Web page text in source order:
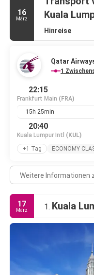
16
März
Kuala
Hinreise
Qatar
1
22:15
Frankfurt Main (FRA)
15h 25min
20:40
Kuala Lumpur Intl (KUL)
+1 Tag
ECONOMY
Weitere Informationen
17
März 1. Kuala